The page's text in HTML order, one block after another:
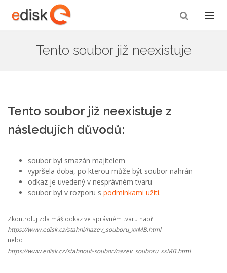
Tento soubor již neexistuje
Tento soubor již neexistuje z
následujích důvodů:
soubor byl smazán majitelem
vypršela doba, po kterou může být soubor nahrán
odkaz je uvedený v nesprávném tvaru
soubor byl v rozporu s podmínkami užití.
Zkontroluj zda máš odkaz ve správném tvaru např.
https://www.edisk.cz/stahni/nazev_souboru_xxMB.html
nebo
https://www.edisk.cz/stahnout-soubor/nazev_souboru_xxMB.html